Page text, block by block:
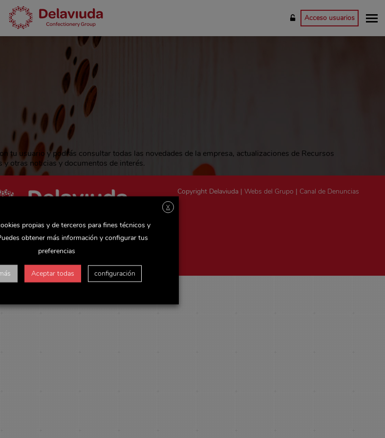
Acceso usuarios
tu usuario y podrás consultar todas las novedades de la empresa, actualizaciones de Recursos
y otras noticias y documentos de interés.
Copyright Delaviuda | Webs del Grupo | Canal de Denuncias
X
propias y de terceros para fines técnicos y
obtener más información y configurar tus
preferencias
Aceptar todas configuración